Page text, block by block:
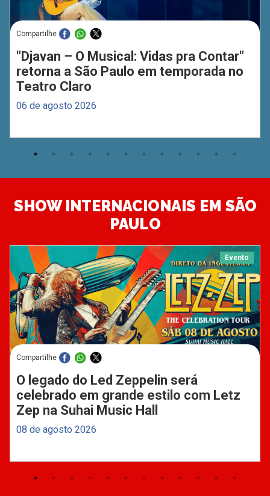
Compartilhe
"Djavan – O Musical: Vidas pra Contar"
retorna a São Paulo em temporada no
Teatro Claro
06 de agosto 2026
SHOW INTERNACIONAIS EM SÃO
PAULO
Evento
Compartilhe
O legado do Led Zeppelin será
celebrado em grande estilo com Letz
Zep na Suhai Music Hall
08 de agosto 2026